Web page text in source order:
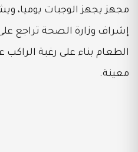
مجهز يجهز الوجبات يوميا،
إشراف وزارة الصحة تراجع
الطعام بناء على رغبة الراكب
معينة.